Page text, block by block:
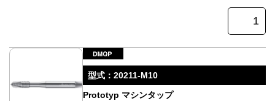
型式： 20211-M10
Prototyp マシンタップ